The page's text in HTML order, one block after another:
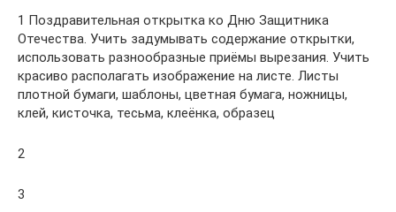
1 Поздравительная открытка ко Дню Защитника
Отечества. Учить задумывать содержание открытки,
использовать разнообразные приёмы вырезания. Учить
красиво располагать изображение на листе. Листы
плотной бумаги, шаблоны, цветная бумага, ножницы,
клей, кисточка, тесьма, клеёнка, образец
2
3